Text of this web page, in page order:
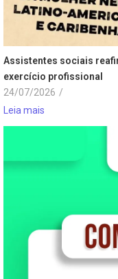
Assistentes sociais
exercício profissional
24/07/2026 /
Leia mais